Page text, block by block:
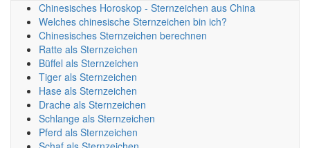
Chinesisches Horoskop - Sternzeichen aus China
Welches chinesische Sternzeichen bin ich?
Chinesisches Sternzeichen berechnen
Ratte als Sternzeichen
Büffel als Sternzeichen
Tiger als Sternzeichen
Hase als Sternzeichen
Drache als Sternzeichen
Schlange als Sternzeichen
Pferd als Sternzeichen